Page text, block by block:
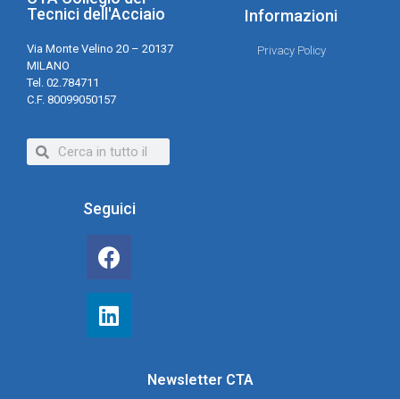
Tecnici dell'Acciaio
Via Monte Velino 20 – 20137
MILANO
Tel. 02.784711
C.F. 80099050157
Informazioni
Privacy Policy
Seguici
Newsletter CTA